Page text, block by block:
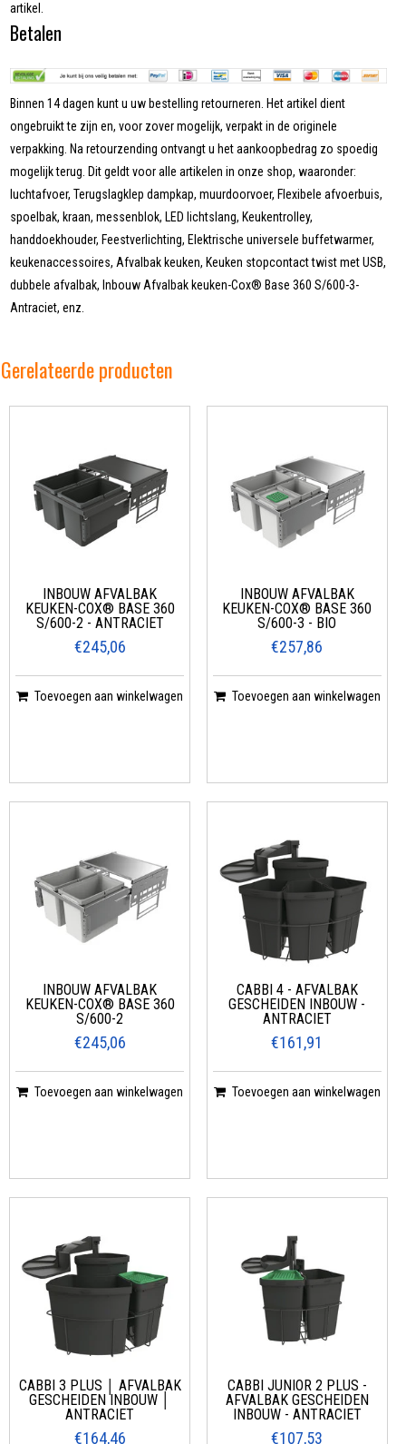
artikel.
Betalen
Binnen 14 dagen kunt u uw bestelling retourneren. Het artikel dient
ongebruikt te zijn en, voor zover mogelijk, verpakt in de originele
verpakking. Na retourzending ontvangt u het aankoopbedrag zo spoedig
mogelijk terug. Dit geldt voor alle artikelen in onze shop, waaronder:
luchtafvoer, Terugslagklep dampkap, muurdoorvoer, Flexibele afvoerbuis,
spoelbak, kraan, messenblok, LED lichtslang, Keukentrolley,
handdoekhouder, Feestverlichting, Elektrische universele buffetwarmer,
keukenaccessoires, Afvalbak keuken, Keuken stopcontact twist met USB,
dubbele afvalbak, Inbouw Afvalbak keuken-Cox® Base 360 S/600-3-
Antraciet, enz.
Gerelateerde producten
INBOUW AFVALBAK
KEUKEN-COX® BASE 360
S/600-2 - ANTRACIET
€245,06
Toevoegen aan winkelwagen
INBOUW AFVALBAK
KEUKEN-COX® BASE 360
S/600-3 - BIO
€257,86
Toevoegen aan winkelwagen
INBOUW AFVALBAK
KEUKEN-COX® BASE 360
S/600-2
€245,06
Toevoegen aan winkelwagen
CABBI 4 - AFVALBAK
GESCHEIDEN INBOUW -
ANTRACIET
€161,91
Toevoegen aan winkelwagen
CABBI 3 PLUS │ AFVALBAK
GESCHEIDEN INBOUW │
ANTRACIET
€164,46
CABBI JUNIOR 2 PLUS -
AFVALBAK GESCHEIDEN
INBOUW - ANTRACIET
€107,53